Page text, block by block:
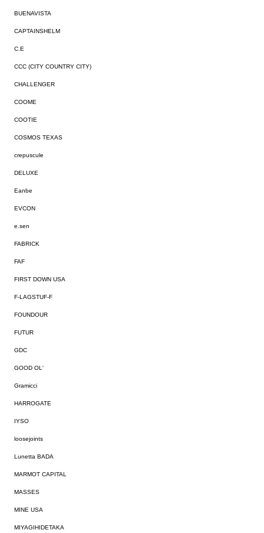
BUENAVISTA
CAPTAINSHELM
C.E
CCC (CITY COUNTRY CITY)
CHALLENGER
COOME
COOTIE
COSMOS TEXAS
crepuscule
DELUXE
Eanbe
EVCON
e.sen
FABRICK
FAF
FIRST DOWN USA
F-LAGSTUF-F
FOUNDOUR
FUTUR
GDC
GOOD OL'
Gramicci
HARROGATE
IYSO
loosejoints
Lunetta BADA
MARMOT CAPITAL
MASSES
MINE USA
MIYAGIHIDETAKA